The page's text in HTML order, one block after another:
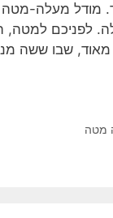
מודל מעלה-מטה
לפניכם
מאוד, שבו ששה
מטה